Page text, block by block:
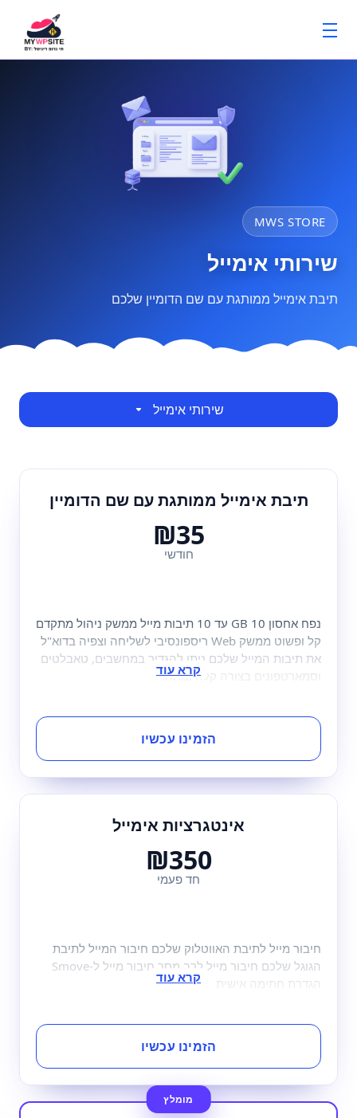
MWS STORE
שירותי אימייל
תיבת אימייל ממותגת עם שם הדומיין שלכם
שירותי אימייל
תיבת אימייל ממותגת עם שם הדומיין
₪35
חודשי
נפח אחסון 10 GB עד 10 תיבות מייל ממשק ניהול מתקדם
קל ופשוט ממשק Web ריספונסיבי לשליחה וצפיה בדוא"ל
את תיבות המייל שלכם ניתן להגדיר במחשבים, טאבלטים
וסמארטפונים בצורה קלה ונוחה.
הזמינו עכשיו
אינטגרציות אימייל
₪350
חד פעמי
חיבור מייל לתיבת האווטלוק שלכם חיבור המייל לתיבת
הגוגל שלכם חיבור מייל לרב מסר חיבור מייל ל-Smove
הגדרת חתימה אישית
הזמינו עכשיו